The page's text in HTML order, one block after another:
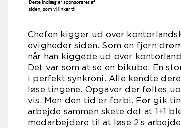
Chefen kigger ud over
evigheder siden. Som en fjern
når han kiggede ud over
Det var som at se en bikube. En
i perfekt synkroni. Alle kendte
løse tingene. Opgaver der føltes
vis. Men den tid er forbi. Før gik
arbejde sammen skete det at 1+1
medarbejdere til at løse 2’s